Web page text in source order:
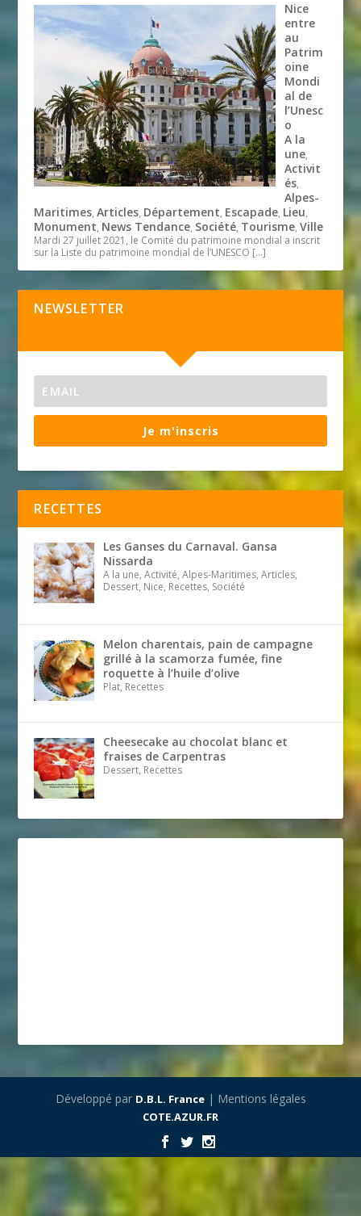
Nice
entre
au
Patrim
oine
Mondi
al de
l’Unesc
o
A la
une,
Activit
és,
Alpes-
Maritimes,Articles, Département, Escapade, Lieu,
Monument, News Tendance, Société, Tourisme,Ville
Mardi 27 juillet 2021, le Comité du patrimoine mondial a inscrit
sur la Liste du patrimoine mondial de l’UNESCO […]
NEWSLETTER
Je m'inscris
RECETTES
Les Ganses du Carnaval. Gansa
Nissarda
A la une, Activité, Alpes-Maritimes, Articles,
Dessert, Nice, Recettes, Société
Melon charentais, pain de campagne
grillé à la scamorza fumée, fine
roquette à l’huile d’olive
Plat, Recettes
Cheesecake au chocolat blanc et
fraises de Carpentras
Dessert, Recettes
Développé par D.B.L. France| Mentions légales
COTE.AZUR.FR